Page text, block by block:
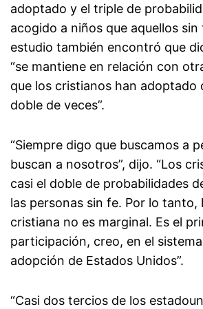
adoptado y el triple de
acogido a niños que aquellos sin
estudio también encontró que
“se mantiene en relación con
que los cristianos han adoptado
doble de veces”.
“Siempre digo que buscamos a
buscan a nosotros”, dijo. “Los
casi el doble de probabilidades
las personas sin fe. Por lo tanto,
cristiana no es marginal. Es el
participación, creo, en el
adopción de Estados Unidos”.
“Casi dos tercios de los